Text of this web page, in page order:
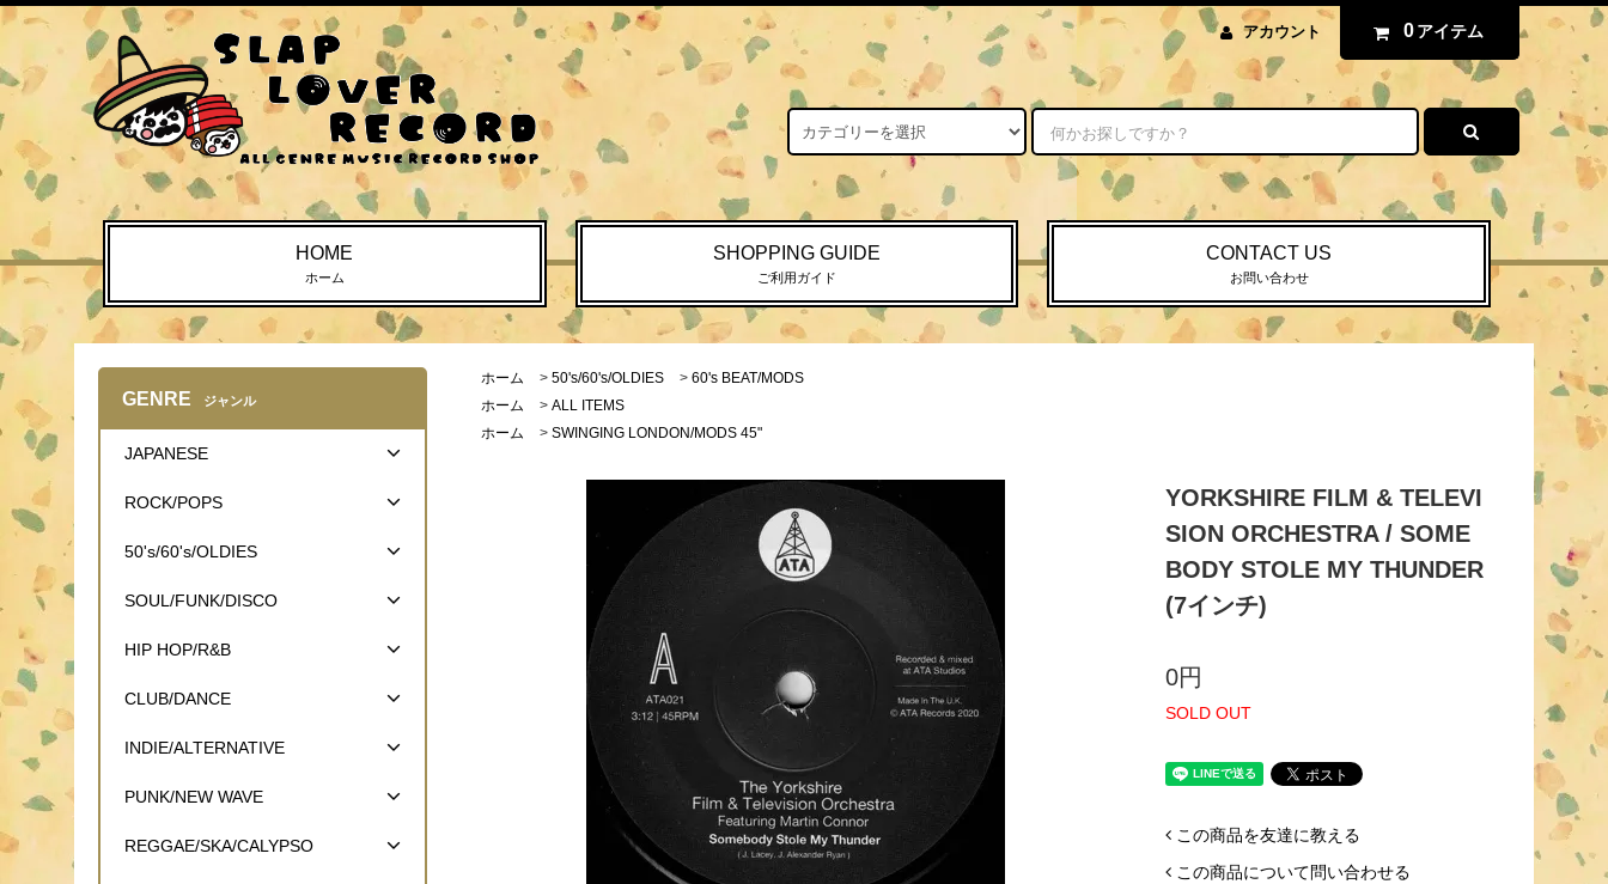
アカウント 0 アイテム
HOME
ホーム
SHOPPING GUIDE
ご利用ガイド
CONTACT US
お問い合わせ
ホーム > 50's/60's/OLDIES > 60's BEAT/MODS
ホーム
> ALL ITEMS
ホーム
> SWINGING LONDON/MODS 45"
YORKSHIRE FILM & TELEVI
SION ORCHESTRA / SOME
BODY STOLE MY THUNDER
(7インチ)
0円
SOLD OUT
この商品を友達に教える
この商品について問い合わせる
GENRE ジャンル
JAPANESE
ROCK/POPS
50's/60's/OLDIES
SOUL/FUNK/DISCO
HIP HOP/R&B
CLUB/DANCE
INDIE/ALTERNATIVE
PUNK/NEW WAVE
REGGAE/SKA/CALYPSO